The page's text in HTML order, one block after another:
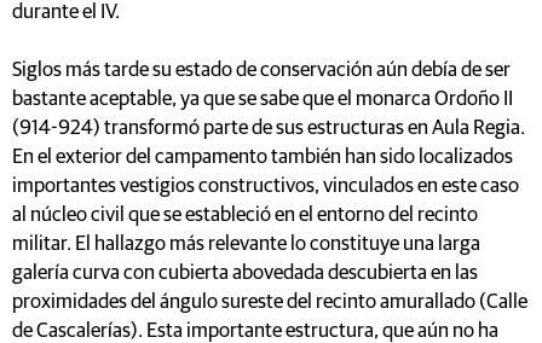
durante el IV.
Siglos más tarde su estado de conservación aún debía de ser
bastante aceptable, ya que se sabe que el monarca Ordoño II
(914-924) transformó parte de sus estructuras en Aula Regia.
En el exterior del campamento también han sido localizados
importantes vestigios constructivos, vinculados en este caso
al núcleo civil que se estableció en el entorno del recinto
militar. El hallazgo más relevante lo constituye una larga
galería curva con cubierta abovedada descubierta en las
proximidades del ángulo sureste del recinto amurallado (Calle
de Cascalerías). Esta importante estructura, que aún no ha